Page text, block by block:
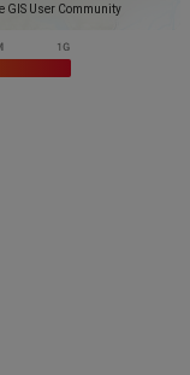
GIS User Community